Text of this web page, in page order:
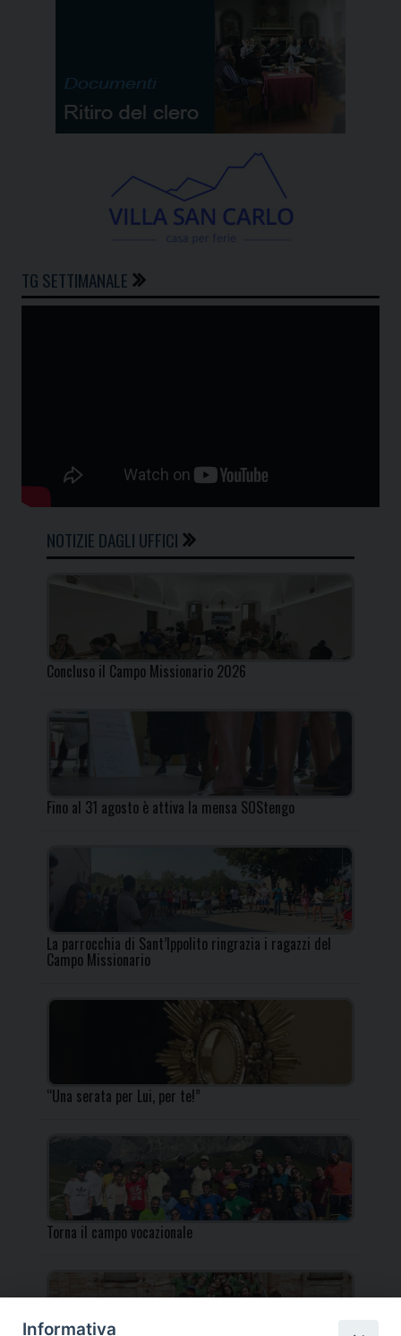
TG SETTIMANALE
NOTIZIE DAGLI UFFICI
Concluso il Campo Missionario 2026
Fino al 31 agosto è attiva la mensa SOStengo
La parrocchia di Sant’Ippolito ringrazia i ragazzi del
Campo Missionario
“Una serata per Lui, per te!”
Torna il campo vocazionale
Informativa